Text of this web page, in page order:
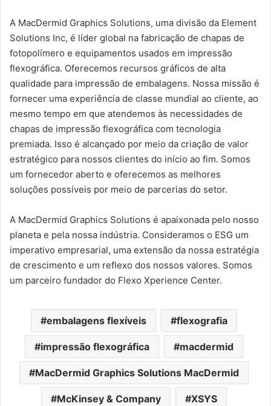
A MacDermid Graphics Solutions, uma divisão da Element
Solutions Inc, é líder global na fabricação de chapas de
fotopolímero e equipamentos usados ​​em impressão
flexográfica. Oferecemos recursos gráficos de alta
qualidade para impressão de embalagens. Nossa missão é
fornecer uma experiência de classe mundial ao cliente, ao
mesmo tempo em que atendemos às necessidades de
chapas de impressão flexográfica com tecnologia
premiada. Isso é alcançado por meio da criação de valor
estratégico para nossos clientes do início ao fim. Somos
um fornecedor aberto e oferecemos as melhores
soluções possíveis por meio de parcerias do setor.
A MacDermid Graphics Solutions é apaixonada pelo nosso
planeta e pela nossa indústria. Consideramos o ESG um
imperativo empresarial, uma extensão da nossa estratégia
de crescimento e um reflexo dos nossos valores. Somos
um parceiro fundador do Flexo Xperience Center.
embalagens flexíveis flexografia
impressão flexográfica macdermid
MacDermid Graphics Solutions MacDermid
McKinsey & Company XSYS